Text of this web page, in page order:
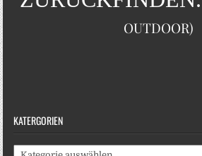
OUTDOOR)
KATERGORIEN
Katergorien